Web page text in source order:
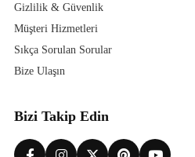
Gizlilik & Güvenlik
Müşteri Hizmetleri
Sıkça Sorulan Sorular
Bize Ulaşın
Bizi Takip Edin